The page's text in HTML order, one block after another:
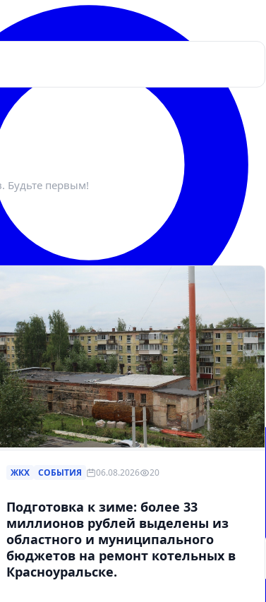
почта*
Будьте первым!
ЖКХ СОБЫТИЯ 06.08.2026 20
Подготовка к зиме: более 33
миллионов рублей выделены из
областного и муниципального
бюджетов на ремонт котельных в
Красноуральске.